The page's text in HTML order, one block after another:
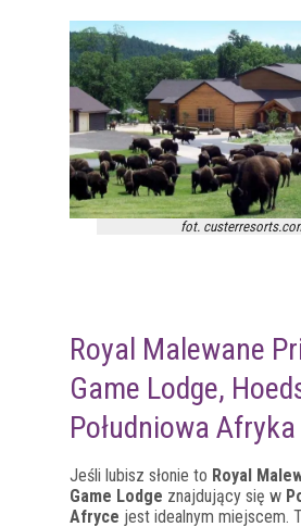
fot.
Royal Malewane
Game Lodge,
Południowa Afryka
Jeśli lubisz słonie to Royal
Game Lodge znajdujący się w
Afryce jest idealnym miejscem.